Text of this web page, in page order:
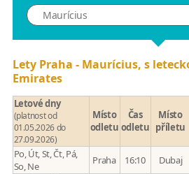
Maurícius
Lety Praha - Maurícius, s
Emirates
Letové dny
(platnost od
01.05.2026 do
27.09.2026)
Místo
odletu
Čas
odletu
Místo
příletu
Po, Út, St, Čt, Pá,
So, Ne
Praha 16:10 Dubaj